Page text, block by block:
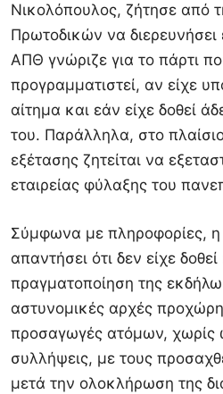
Νικολόπουλος, ζήτησε από
Πρωτοδικών να
ΑΠΘ γνώριζε για το πάρτι
προγραμματιστεί, αν είχε
αίτημα και εάν είχε δοθεί
του. Παράλληλα, στο
εξέτασης ζητείται να
εταιρείας φύλαξης του
Σύμφωνα με πληροφορίες, η
απαντήσει ότι δεν είχε
πραγματοποίηση της
αστυνομικές αρχές
προσαγωγές ατόμων, χωρίς
συλλήψεις, με τους
μετά την ολοκλήρωση της